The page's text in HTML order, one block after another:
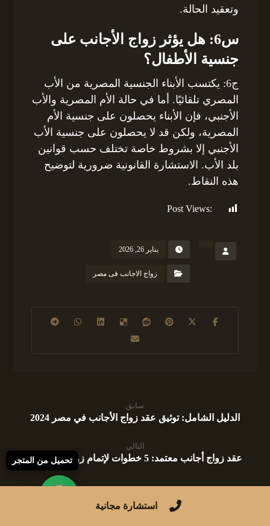
وتعقيد الحالة.
س6: هل يؤثر زواج الأجانب على
جنسية الأطفال؟
ج6: يكتسب الأبناء الجنسية المصرية من الأب
المصري تلقائيًا. أما في حالة الأم المصرية والأب
الأجنبي، فإن الأبناء يحصلون على جنسية الأم
المصرية، ولكن قد لا يحصلون على جنسية الأب
الأجنبي إلا بشروط خاصة تختلف حسب قوانين
بلد الأب. الاستشارة القانونية ضرورية لتوضيح
هذه النقاط.
Post Views:
يناير 26, 2026
زواج الاجانب فى مصر
سابق
الدليل الشامل: توثيق عقد زواج الأجانب في مصر 2024
التالي
عقد زواج أجانب معتمد: 5 خطوات لإتمام زواجك بسهولة
مقالات ذات صلة استشارة مجانية
تحميل من المتجر